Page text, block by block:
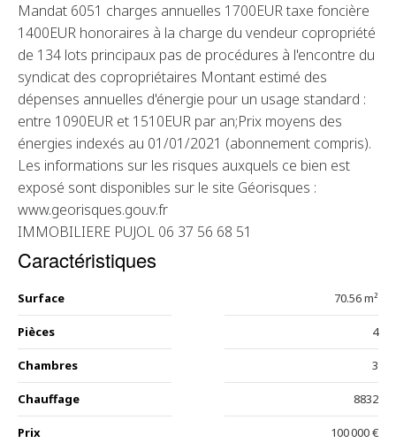
Mandat 6051 charges annuelles 1700EUR taxe foncière
1400EUR honoraires à la charge du vendeur copropriété
de 134 lots principaux pas de procédures à l'encontre du
syndicat des copropriétaires Montant estimé des
dépenses annuelles d'énergie pour un usage standard :
entre 1090EUR et 1510EUR par an;Prix moyens des
énergies indexés au 01/01/2021 (abonnement compris).
Les informations sur les risques auxquels ce bien est
exposé sont disponibles sur le site Géorisques :
www.georisques.gouv.fr
IMMOBILIERE PUJOL 06 37 56 68 51
Caractéristiques
Surface 70.56 m²
Pièces 4
Chambres 3
Chauffage 8832
Prix 100 000 €